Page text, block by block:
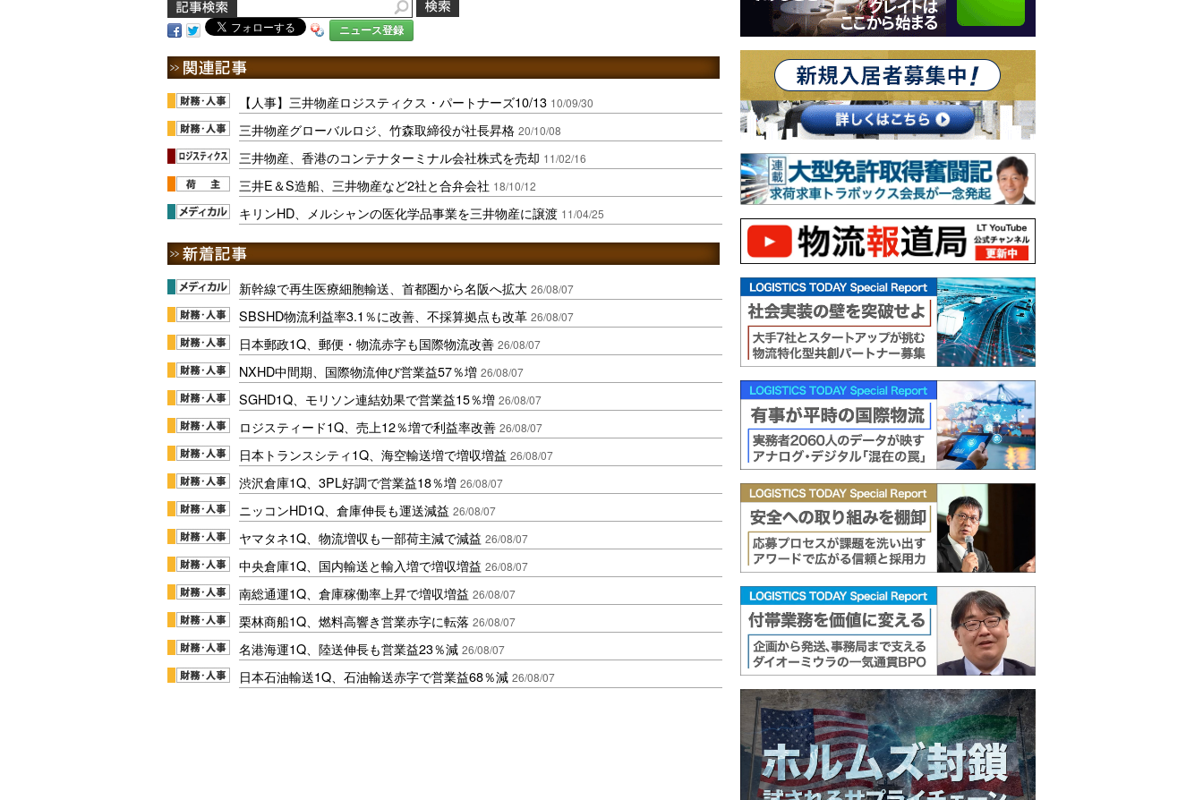
ニュース登録
【人事】三井物産ロジスティクス・パートナーズ10/13 10/09/30
三井物産グローバルロジ、竹森取締役が社長昇格 20/10/08
三井物産、香港のコンテナターミナル会社株式を売却 11/02/16
三井E＆S造船、三井物産など2社と合弁会社 18/10/12
キリンHD、メルシャンの医化学品事業を三井物産に譲渡 11/04/25
新幹線で再生医療細胞輸送、首都圏から名阪へ拡大 26/08/07
SBSHD物流利益率3.1％に改善、不採算拠点も改革 26/08/07
日本郵政1Q、郵便・物流赤字も国際物流改善 26/08/07
NXHD中間期、国際物流伸び営業益57％増 26/08/07
SGHD1Q、モリソン連結効果で営業益15％増 26/08/07
ロジスティード1Q、売上12％増で利益率改善 26/08/07
日本トランスシティ1Q、海空輸送増で増収増益 26/08/07
渋沢倉庫1Q、3PL好調で営業益18％増 26/08/07
ニッコンHD1Q、倉庫伸長も運送減益 26/08/07
ヤマタネ1Q、物流増収も一部荷主減で減益 26/08/07
中央倉庫1Q、国内輸送と輸入増で増収増益 26/08/07
南総通運1Q、倉庫稼働率上昇で増収増益 26/08/07
栗林商船1Q、燃料高響き営業赤字に転落 26/08/07
名港海運1Q、陸送伸長も営業益23％減 26/08/07
日本石油輸送1Q、石油輸送赤字で営業益68％減 26/08/07